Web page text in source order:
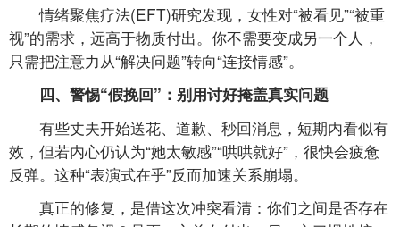
情绪聚焦疗法(EFT)研究发现，女性对“被看见”“被重
视”的需求，远高于物质付出。你不需要变成另一个人，
只需把注意力从“解决问题”转向“连接情感”。
四、警惕“假挽回”：别用讨好掩盖真实问题
有些丈夫开始送花、道歉、秒回消息，短期内看似有
效，但若内心仍认为“她太敏感”“哄哄就好”，很快会疲惫
反弹。这种“表演式在乎”反而加速关系崩塌。
真正的修复，是借这次冲突看清：你们之间是否存在